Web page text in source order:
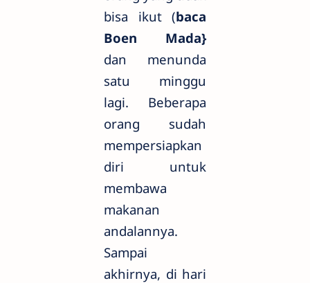
bisa ikut (baca
Boen Mada}
dan menunda
satu minggu
lagi. Beberapa
orang sudah
mempersiapkan
diri untuk
membawa
makanan
andalannya.
Sampai
akhirnya, di hari